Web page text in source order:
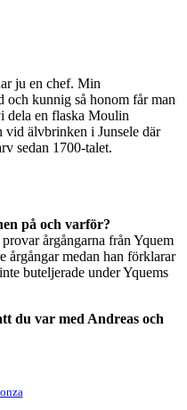
ju en chef. Min
och kunnig så honom får man
dela en flaska Moulin
vid älvbrinken i Junsele där
sedan 1700-talet.
på och varför?
årgångarna från Yquem
årgångar medan han förklarar
buteljerade under Yquems
du var med Andreas och